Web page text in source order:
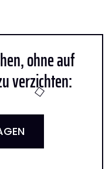
ohne auf
verzichten: